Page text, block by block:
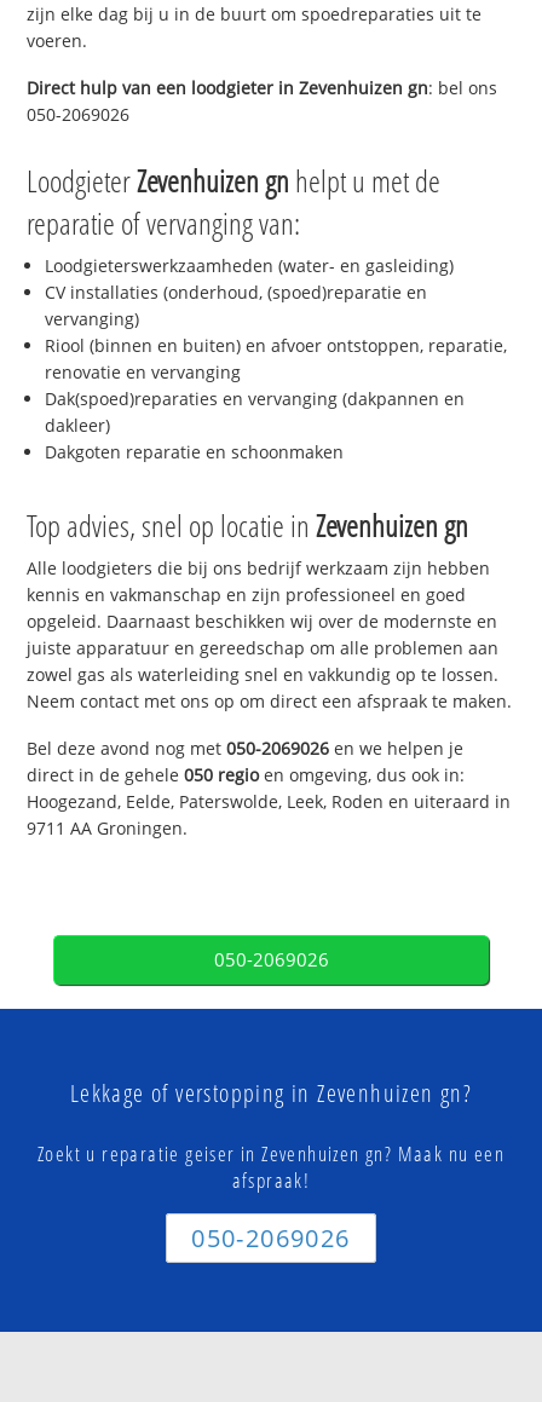
zijn elke dag bij u in de buurt om spoedreparaties uit te
voeren.
Direct hulp van een loodgieter inZevenhuizen gn: bel ons
050-2069026
LoodgieterZevenhuizen gn helpt u met de
reparatie of vervanging van:
Loodgieterswerkzaamheden (water- en gasleiding)
CV installaties (onderhoud, (spoed)reparatie en
vervanging)
Riool (binnen en buiten) en afvoer ontstoppen, reparatie,
renovatie en vervanging
Dak(spoed)reparaties en vervanging (dakpannen en
dakleer)
Dakgoten reparatie en schoonmaken
Top advies, snel op locatie inZevenhuizen gn
Alle loodgieters die bij ons bedrijf werkzaam zijn hebben
kennis en vakmanschap en zijn professioneel en goed
opgeleid. Daarnaast beschikken wij over de modernste en
juiste apparatuur en gereedschap om alle problemen aan
zowel gas als waterleiding snel en vakkundig op te lossen.
Neem contact met ons op om direct een afspraak te maken.
Bel deze avond nog met050-2069026 en we helpen je
direct in de gehele050 regioen omgeving, dus ook in:
Hoogezand, Eelde, Paterswolde, Leek, Roden en uiteraard in
9711 AA Groningen.
050-2069026
Lekkage of verstopping in Zevenhuizen gn?
Zoekt u reparatie geiser in Zevenhuizen gn? Maak nu een
afspraak!
050-2069026